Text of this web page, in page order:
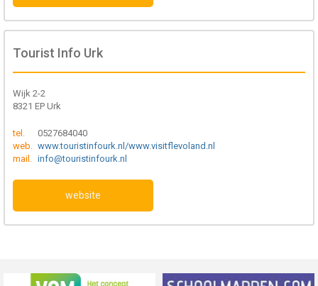
Tourist Info Urk
Wijk 2-2
8321 EP Urk
tel.
0527684040
web. www.touristinfourk.nl/www.visitflevoland.nl
mail. info@touristinfourk.nl
website